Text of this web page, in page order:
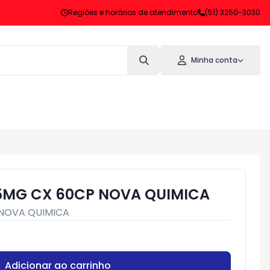
Regiões e horários de atendimento (51) 3250-3030
Minha conta
CX 60CP NOVA QUIMICA
QUIMICA
Adicionar ao carrinho